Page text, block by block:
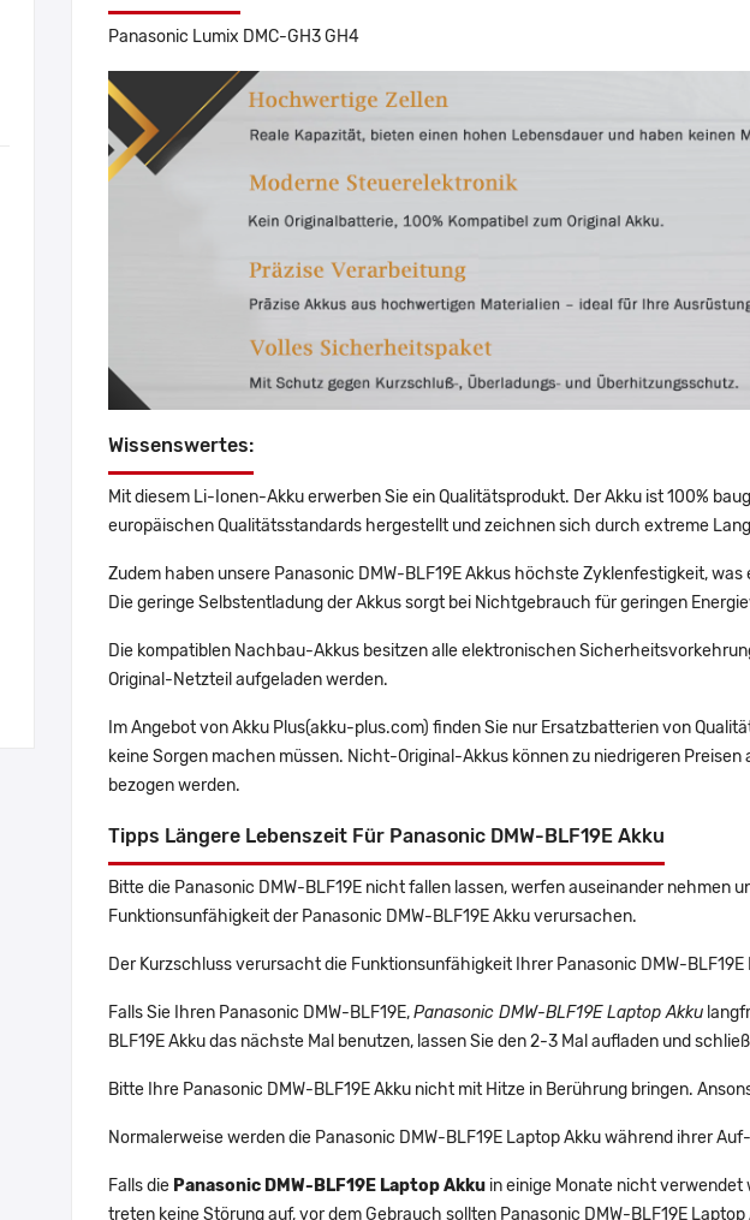
Panasonic Lumix DMC-GH3 GH4
Wissenswertes:
Mit diesem Li-Ionen-Akku erwerben Sie ein Qualitätsprodukt. Der Akku ist 100%
europäischen Qualitätsstandards hergestellt und zeichnen sich durch extreme
Zudem haben unsere Panasonic DMW-BLF19E Akkus höchste Zyklenfestigkeit,
Die geringe Selbstentladung der Akkus sorgt bei Nichtgebrauch für geringen
Die kompatiblen Nachbau-Akkus besitzen alle elektronischen
Original-Netzteil aufgeladen werden.
Im Angebot von Akku Plus(akku-plus.com) finden Sie nur Ersatzbatterien von
keine Sorgen machen müssen. Nicht-Original-Akkus können zu niedrigeren
bezogen werden.
Tipps Längere Lebenszeit Für Panasonic DMW-BLF19E Akku
Bitte die Panasonic DMW-BLF19E nicht fallen lassen, werfen auseinander nehmen
Funktionsunfähigkeit der Panasonic DMW-BLF19E Akku verursachen.
Der Kurzschluss verursacht die Funktionsunfähigkeit Ihrer Panasonic DMW-BLF19E
Falls Sie Ihren Panasonic DMW-BLF19E,Panasonic DMW-BLF19E Laptop Akku
BLF19E Akku das nächste Mal benutzen, lassen Sie den 2-3 Mal aufladen und
Bitte Ihre Panasonic DMW-BLF19E Akku nicht mit Hitze in Berührung bringen.
Normalerweise werden die Panasonic DMW-BLF19E Laptop Akku während ihrer
Falls die Panasonic DMW-BLF19E Laptop Akku in einige Monate nicht verwendet
treten keine Störung auf, vor dem Gebrauch sollten Panasonic DMW-BLF19E